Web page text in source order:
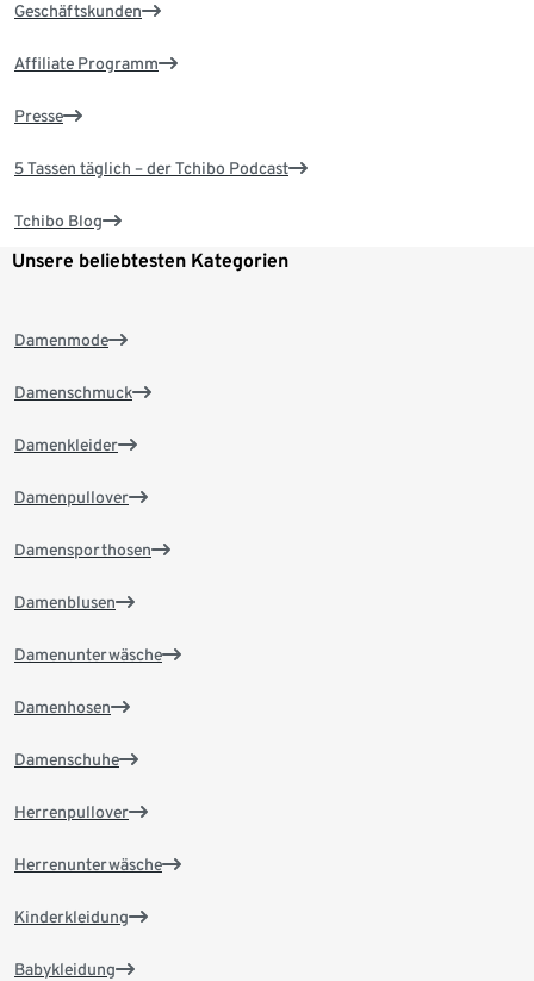
Geschäftskunden
Affiliate Programm
Presse
5 Tassen täglich – der Tchibo Podcast
Tchibo Blog
Unsere beliebtesten Kategorien
Damenmode
Damenschmuck
Damenkleider
Damenpullover
Damensporthosen
Damenblusen
Damenunterwäsche
Damenhosen
Damenschuhe
Herrenpullover
Herrenunterwäsche
Kinderkleidung
Babykleidung